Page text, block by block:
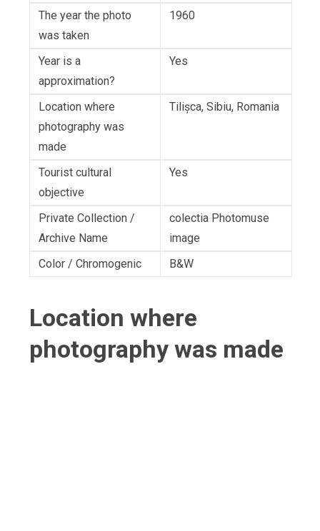
The year the photo
was taken
1960
Year is a
approximation?
Yes
Location where
photography was
made
Tilişca, Sibiu, Romania
Tourist cultural
objective
Yes
Private Collection /
Archive Name
colectia Photomuse
image
Color / Chromogenic
B&W
Location where
photography was made